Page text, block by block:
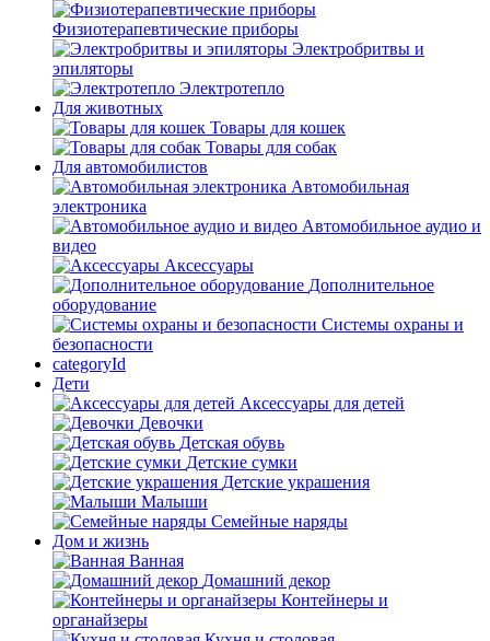
Физиотерапевтические приборы
Электробритвы и
эпиляторы
Электротепло
Для животных
Товары для кошек
Товары для собак
Для автомобилистов
Автомобильная
электроника
Автомобильное аудио и
видео
Аксессуары
Дополнительное
оборудование
Системы охраны и
безопасности
categoryId
Дети
Аксессуары для детей
Девочки
Детская обувь
Детские сумки
Детские украшения
Малыши
Семейные наряды
Дом и жизнь
Ванная
Домашний декор
Контейнеры и
органайзеры